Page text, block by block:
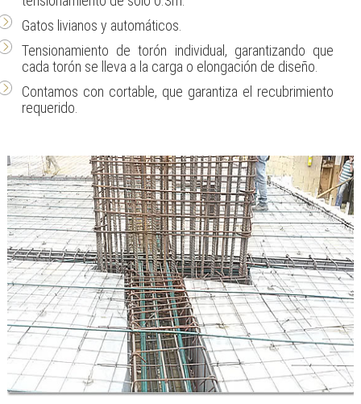
Gatos livianos y automáticos.
Tensionamiento de torón individual, garantizando que
cada torón se lleva a la carga o elongación de diseño.
Contamos con cortable, que garantiza el recubrimiento
requerido.